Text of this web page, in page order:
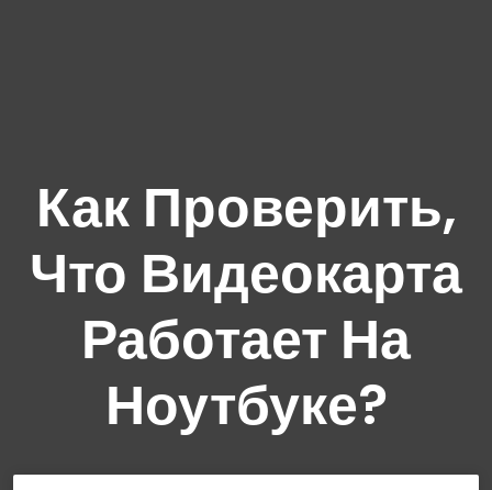
Как Проверить,
Что Видеокарта
Работает На
Ноутбуке?